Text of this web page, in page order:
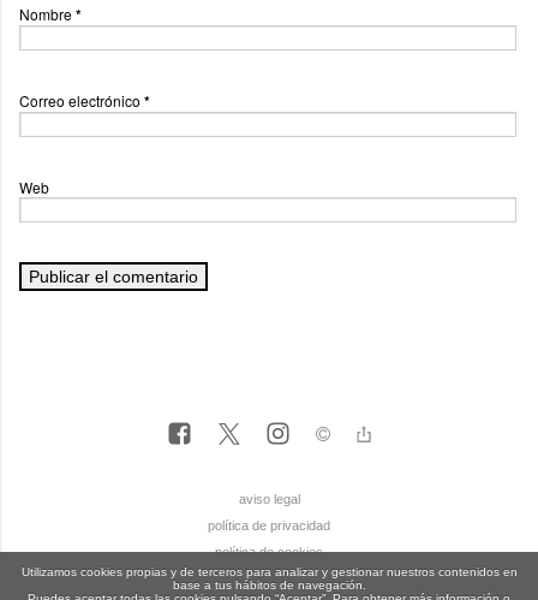
Nombre*
Correo electrónico *
Web
aviso legal
política de privacidad
política de cookies
Utilizamos cookies propias y de terceros para analizar y gestionar nuestros contenidos en
base a tus hábitos de navegación.